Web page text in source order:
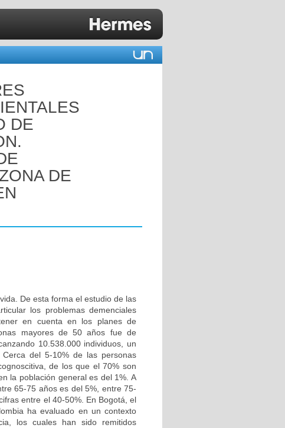
DE
DE
De esta forma el estudio de las
los problemas demenciales
en cuenta en los planes de
mayores de 50 años fue de
10.538.000 individuos, un
del 5-10% de las personas
de los que el 70% son
la población general es del 1%. A
65-75 años es del 5%, entre 75-
entre el 40-50%. En Bogotá, el
ha evaluado en un contexto
los cuales han sido remitidos